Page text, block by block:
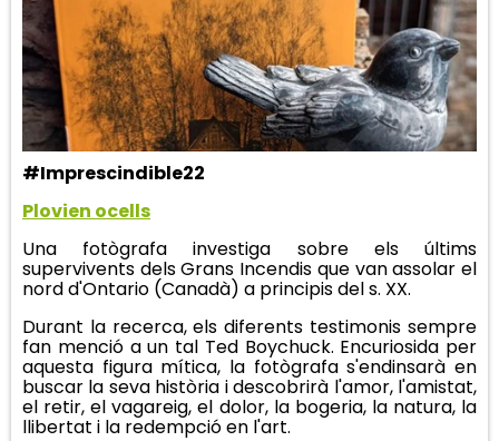
#Imprescindible22
Plovien ocells
Una fotògrafa investiga sobre els últims
supervivents dels Grans Incendis que van assolar el
nord d'Ontario (Canadà) a principis del s. XX.
Durant la recerca, els diferents testimonis sempre
fan menció a un tal Ted Boychuck. Encuriosida per
aquesta figura mítica, la fotògrafa s'endinsarà en
buscar la seva història i descobrirà l'amor, l'amistat,
el retir, el vagareig, el dolor, la bogeria, la natura, la
llibertat i la redempció en l'art.